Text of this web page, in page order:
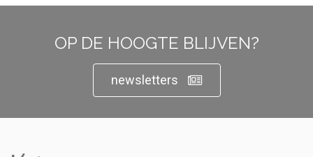
OP DE HOOGTE BLIJVEN?
newsletters